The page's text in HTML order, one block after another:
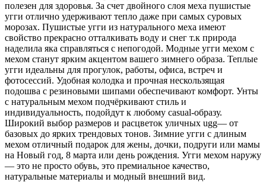
полезен для здоровья. За счет двойного слоя меха пушистые
угги отлично удерживают тепло даже при самых суровых
морозах. Пушистые угги из натурального меха имеют
свойство прекрасно отталкивать воду и снег т.к природа
наделила яка справляться с непогодой. Модные угги мехом с
мехом станут ярким акцентом вашего зимнего образа. Теплые
угги идеальны для прогулок, работы, офиса, встреч и
фотосессий. Удобная колодка и прочная нескользящая
подошва с резиновыми шипами обеспечивают комфорт. Унты
с натуральным мехом подчёркивают стиль и
индивидуальность, подойдут к любому casual-образу.
Широкий выбор размеров и расцветок уличных ugg— от
базовых до ярких трендовых тонов. Зимние угги с длиным
мехом отличный подарок для жены, дочки, подруги или мамы
на Новый год, 8 марта или день рождения. Угги мехом наружу
— это не просто обувь, это премиальное качество,
натуральные материалы и модный внешний вид.